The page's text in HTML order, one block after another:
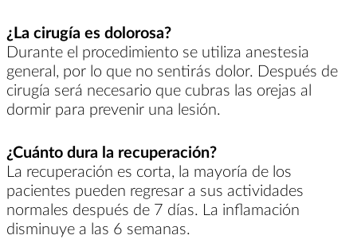
¿La cirugía es dolorosa?
Durante el procedimiento se utiliza anestesia
general, por lo que no sentirás dolor. Después de
cirugía será necesario que cubras las orejas al
dormir para prevenir una lesión.
¿Cuánto dura la recuperación?
La recuperación es corta, la mayoría de los
pacientes pueden regresar a sus actividades
normales después de 7 días. La inflamación
disminuye a las 6 semanas.